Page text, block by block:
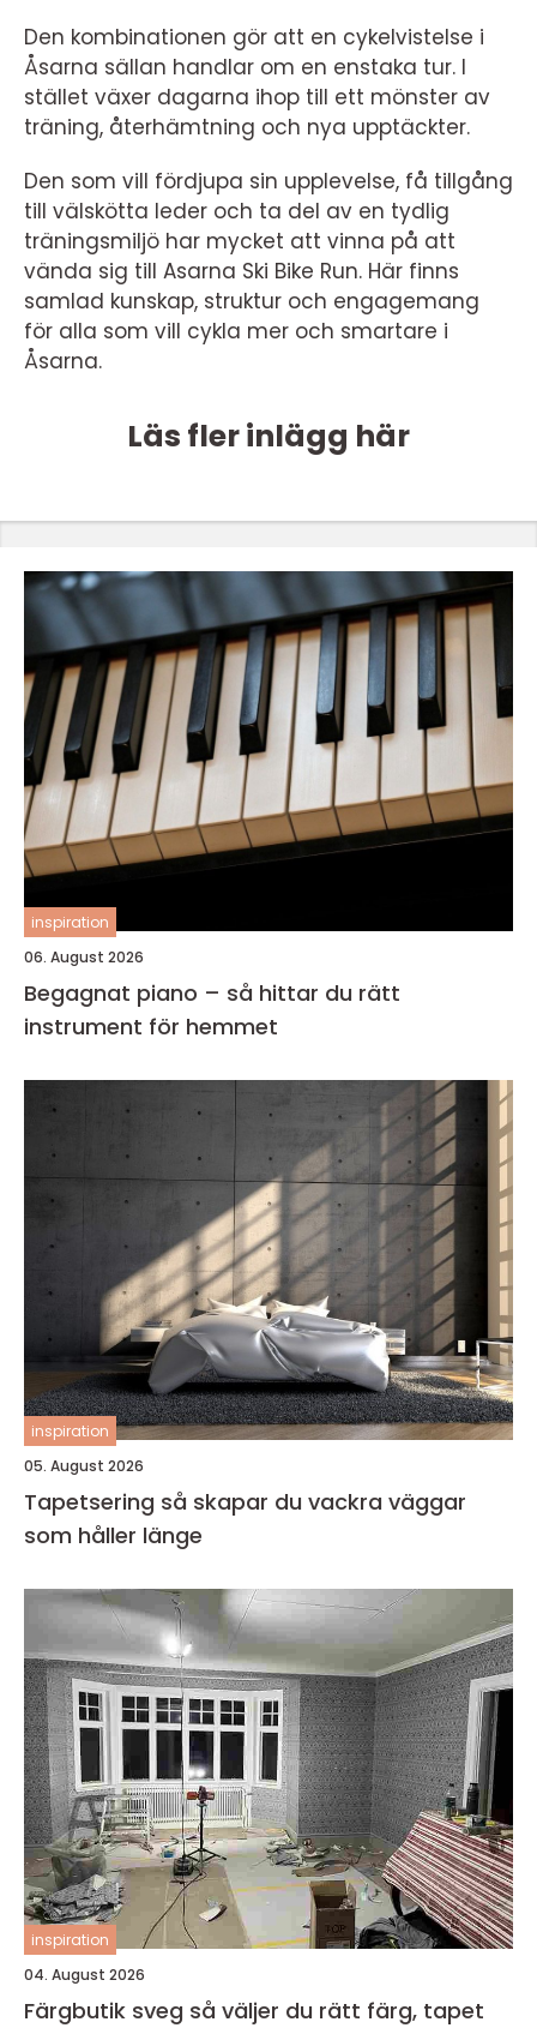
Den kombinationen gör att en cykelvistelse i
Åsarna sällan handlar om en enstaka tur. I
stället växer dagarna ihop till ett mönster av
träning, återhämtning och nya upptäckter.
Den som vill fördjupa sin upplevelse, få tillgång
till välskötta leder och ta del av en tydlig
träningsmiljö har mycket att vinna på att
vända sig till Asarna Ski Bike Run. Här finns
samlad kunskap, struktur och engagemang
för alla som vill cykla mer och smartare i
Åsarna.
Läs fler inlägg här
inspiration
06. August 2026
Begagnat piano – så hittar du rätt
instrument för hemmet
inspiration
05. August 2026
Tapetsering så skapar du vackra väggar
som håller länge
inspiration
04. August 2026
Färgbutik sveg så väljer du rätt färg, tapet